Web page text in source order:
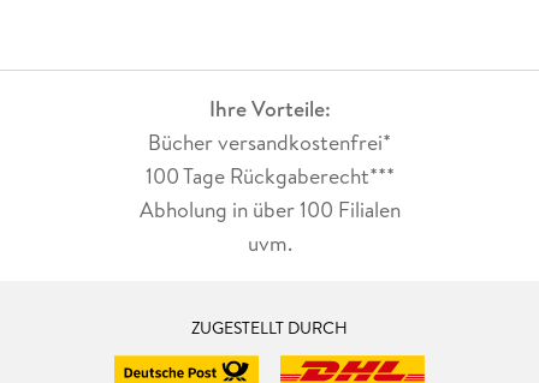
Ihre Vorteile:
Bücher versandkostenfrei*
100 Tage Rückgaberecht***
Abholung in über 100 Filialen
uvm.
ZUGESTELLT DURCH